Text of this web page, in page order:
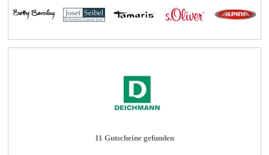
11 Gutscheine gefunden